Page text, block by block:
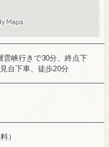
雲峡行きで30分、終点下
台下車、徒歩20分
）